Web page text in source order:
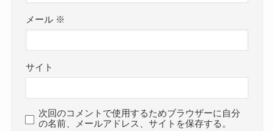
メール ※
サイト
次回のコメントで使用するためブラウザーに自分
の名前、メールアドレス、サイトを保存する。